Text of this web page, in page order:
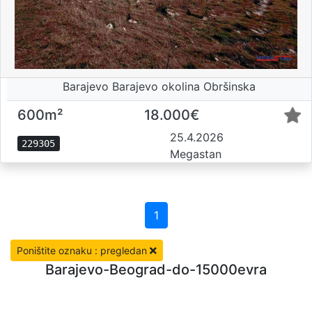
Barajevo Barajevo okolina Obršinska
600m² 18.000€
229305
25.4.2026
Megastan
1
Poništite oznaku : pregledan
Barajevo-Beograd-do-15000evra